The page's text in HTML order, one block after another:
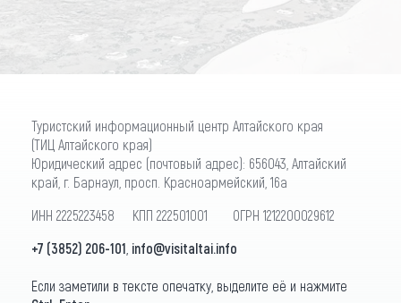
Туристский информационный центр Алтайского края
(ТИЦ Алтайского края)
Юридический адрес (почтовый адрес): 656043, Алтайский
край, г. Барнаул, просп. Красноармейский, 16а
ИНН 2225223458 КПП 222501001 ОГРН 1212200029612
+7 (3852) 206-101 info@visitaltai.info
Если заметили в тексте опечатку, выделите её и нажмите